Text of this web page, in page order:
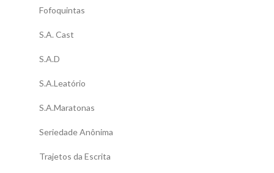
Fofoquintas
S.A. Cast
S.A.D
S.A.Leatório
S.A.Maratonas
Seriedade Anônima
Trajetos da Escrita